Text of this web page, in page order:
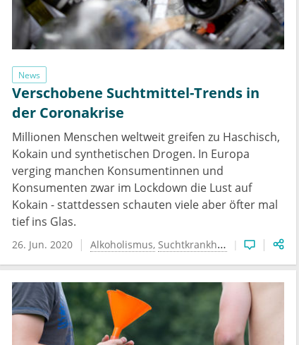
News
Verschobene Suchtmittel-Trends in
der Coronakrise
Millionen Menschen weltweit greifen zu Haschisch,
Kokain und synthetischen Drogen. In Europa
verging manchen Konsumentinnen und
Konsumenten zwar im Lockdown die Lust auf
Kokain - stattdessen schauten viele aber öfter mal
tief ins Glas.
26. Jun. 2020 Alkoholismus Suchtkrankheiten